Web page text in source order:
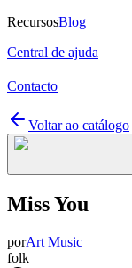
RecursosBlog
Central de ajuda
Contacto
Voltar ao catálogo
Miss You
porArt Music
folk